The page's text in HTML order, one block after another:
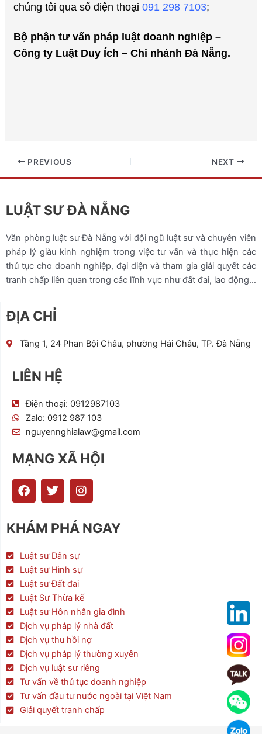
chúng tôi qua số điện thoại 091 298 7103;
Bộ phận tư vấn pháp luật doanh nghiệp –
Công ty Luật Duy Ích – Chi nhánh Đà Nẵng.
PREVIOUS NEXT
LUẬT SƯ ĐÀ NẴNG
Văn phòng luật sư Đà Nẵng với đội ngũ luật sư và chuyên viên
pháp lý giàu kinh nghiệm trong việc tư vấn và thực hiện các
thủ tục cho doanh nghiệp, đại diện và tham gia giải quyết các
tranh chấp liên quan trong các lĩnh vực như đất đai, lao động…
ĐỊA CHỈ
Tầng 1, 24 Phan Bội Châu, phường Hải Châu, TP. Đà Nẵng
LIÊN HỆ
Điện thoại: 0912987103
Zalo: 0912 987 103
nguyennghialaw@gmail.com
MẠNG XÃ HỘI
F
a
e
b
o
k
T
w
t
t
r
I
n
t
a
a
KHÁM PHÁ NGAY
Luật sư Dân sự
Luật sư Hình sự
Luật sư Đất đai
Luật Sư Thừa kế
Luật sư Hôn nhân gia đình
Dịch vụ pháp lý nhà đất
Dịch vụ thu hồi nợ
Dịch vụ pháp lý thường xuyên
Dịch vụ luật sư riêng
Tư vấn về thủ tục doanh nghiệp
Tư vấn đầu tư nước ngoài tại Việt Nam
Giải quyết tranh chấp